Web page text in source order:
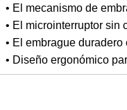
• El mecanismo de
• El microinterruptor sin
• El embrague
• Diseño ergonómico